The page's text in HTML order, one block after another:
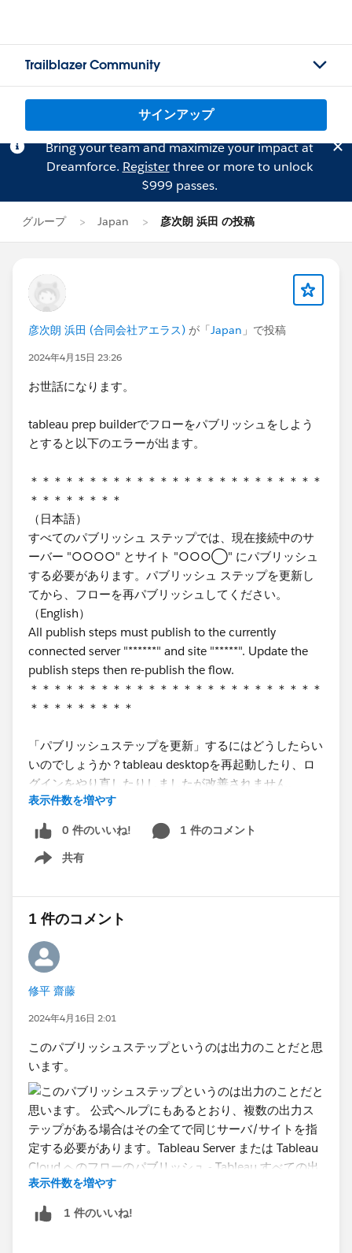
Trailblazer Community
サインアップ
Bring your team and maximize your impact at
Dreamforce. Registerthree or more to unlock
$999 passes.
グループ Japan 彦次朗 浜田 の投稿
彦次朗 浜田 (合同会社アエラス) が「Japan 」で投稿
2024年4月15日 23:26
お世話になります。
tableau prep builderでフローをパブリッシュをしよう
とすると以下のエラーが出ます。
＊＊＊＊＊＊＊＊＊＊＊＊＊＊＊＊＊＊＊＊＊＊＊＊＊
＊＊＊＊＊＊＊＊
（日本語）
すべてのパブリッシュ ステップでは、現在接続中のサ
ーバー "○○○○" とサイト "○○○◯" にパブリッシュ
する必要があります。パブリッシュ ステップを更新し
てから、フローを再パブリッシュしてください。
（English）
All publish steps must publish to the currently
connected server "******" and site "*****". Update the
publish steps then re-publish the flow.
＊＊＊＊＊＊＊＊＊＊＊＊＊＊＊＊＊＊＊＊＊＊＊＊＊
＊＊＊＊＊＊＊＊＊
「パブリッシュステップを更新」するにはどうしたらい
いのでしょうか？tableau desktopを再起動したり、ロ
グインをやり直したりしましたが改善されません。
また、データソースを出力しようとすると、エラーメ
ッセージは出ませんが何時間立っても終了しない状況に
なります。
表示件数を増やす
0 件のいいね!
1 件のコメント
共有
Show menu
1 件のコメント
修平 齋藤
2024年4月16日 2:01
このパブリッシュステップというのは出力のことだと思
います。
表示件数を増やす
1 件のいいね!